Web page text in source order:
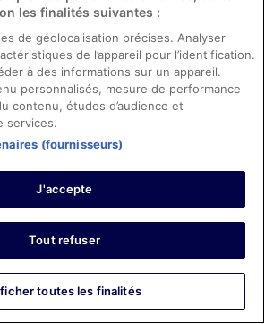
2026
area. was only there for königreich
quite a bit older than i expected.
2026
les finalités suivantes :
de géolocalisation précises. Analyser
de l’appareil pour l’identification.
à des informations sur un appareil.
personnalisés, mesure de performance
contenu, études d’audience et
services.
(fournisseurs)
J'accepte
Tout refuser
toutes les finalités